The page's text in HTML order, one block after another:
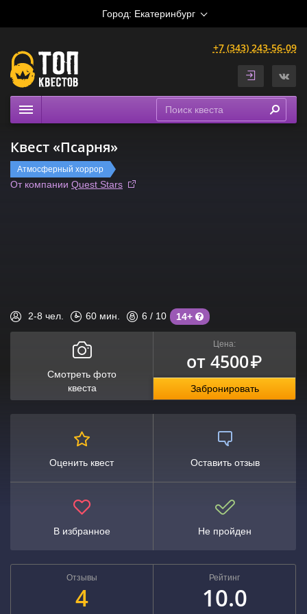
Город: Екатеринбург
+7 (343) 243-56-09
Расписание
Рейтинги
Квест «Псарня»
Атмосферный хоррор
От компании Quest Stars
2-8 чел. 60 мин. 6 / 10 14+
Смотреть фото
квеста
Цена:
от 4500₽
Забронировать
Оценить квест Оставить отзыв
В избранное Не пройден
Отзывы
4
Рейтинг
10.0